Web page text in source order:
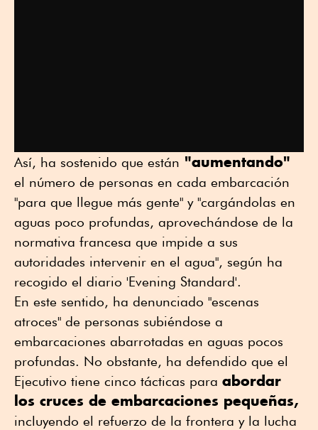
Así, ha sostenido que están "aumentando"
el número de personas en cada embarcación
"para que llegue más gente" y "cargándolas en
aguas poco profundas, aprovechándose de la
normativa francesa que impide a sus
autoridades intervenir en el agua", según ha
recogido el diario 'Evening Standard'.
En este sentido, ha denunciado "escenas
atroces" de personas subiéndose a
embarcaciones abarrotadas en aguas pocos
profundas. No obstante, ha defendido que el
Ejecutivo tiene cinco tácticas para abordar
los cruces de embarcaciones pequeñas,
incluyendo el refuerzo de la frontera y la lucha